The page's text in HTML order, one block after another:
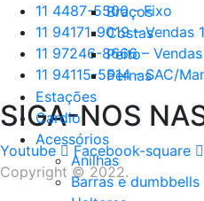
Braços
Costas
Peito
Pernas
Estações
Cardio
Acessórios
Anilhas
Barras e dumbbells
11 4487-5500 - Fixo
11 94171-9019 – Vendas 1
11 97246-8666 –
11 94115-5514 - SAC/
SIGA-NOS
Youtube Facebook-square
Copyright © 2022.